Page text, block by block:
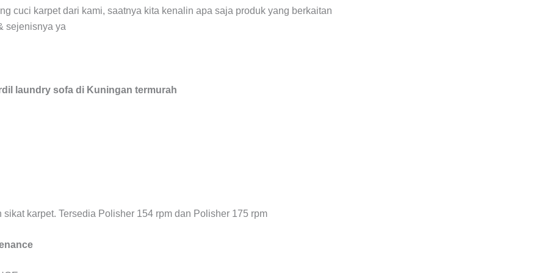
cuci karpet dari kami, saatnya kita kenalin apa saja produk yang berkaitan
sejenisnya ya
laundry sofa di Kuningan termurah
karpet. Tersedia Polisher 154 rpm dan Polisher 175 rpm